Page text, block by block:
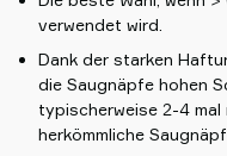
verwendet wird.
Dank der starken
die Saugnäpfe hohen
typischerweise 2-4
herkömmliche